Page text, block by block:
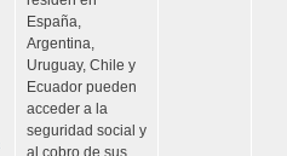
España,
Argentina,
Uruguay, Chile y
Ecuador pueden
acceder a la
seguridad social y
al cobro de sus